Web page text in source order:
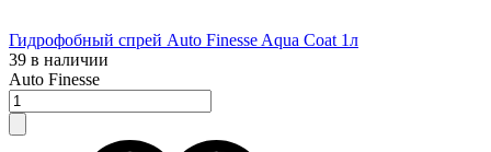
Гидрофобный спрей Auto Finesse Aqua Coat 1л
39 в наличии
Auto Finesse